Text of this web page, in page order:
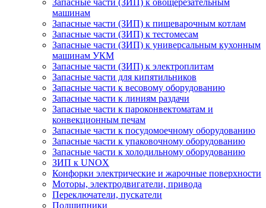
Запасные части (ЗИП) к овощерезательным
машинам
Запасные части (ЗИП) к пищеварочным котлам
Запасные части (ЗИП) к тестомесам
Запасные части (ЗИП) к универсальным кухонным
машинам УКМ
Запасные части (ЗИП) к электроплитам
Запасные части для кипятильников
Запасные части к весовому оборудованию
Запасные части к линиям раздачи
Запасные части к пароконвектоматам и
конвекционным печам
Запасные части к посудомоечному оборудованию
Запасные части к упаковочному оборудованию
Запасные части к холодильному оборудованию
ЗИП к UNOX
Конфорки электрические и жарочные поверхности
Моторы, электродвигатели, привода
Переключатели, пускатели
Подшипники